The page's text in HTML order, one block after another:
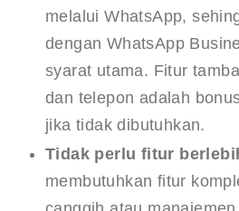
melalui WhatsApp,
dengan WhatsApp
syarat utama. Fitur
dan telepon adalah
jika tidak dibutuhkan.
Tidak perlu fitur
membutuhkan fitur